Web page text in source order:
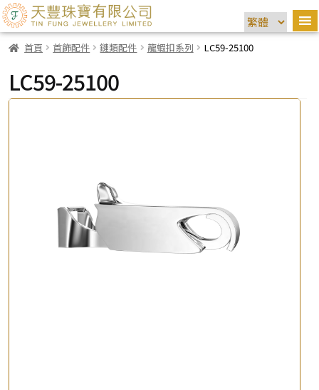
首頁 首飾配件 鏈類配件 龍蝦扣系列 LC59-25100
LC59-25100